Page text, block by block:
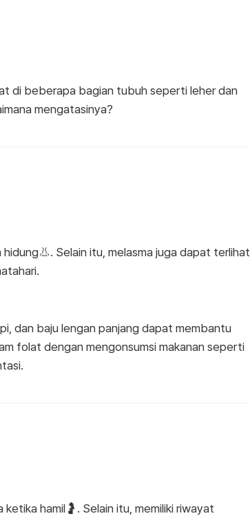
di beberapa bagian tubuh seperti leher dan
mengatasinya?
Selain itu, melasma juga dapat terlihat
dan baju lengan panjang dapat membantu
folat dengan mengonsumsi makanan seperti
hamil🤰. Selain itu, memiliki riwayat